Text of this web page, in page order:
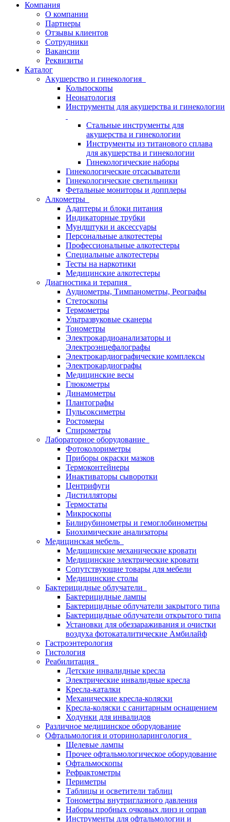
Компания
О компании
Партнеры
Отзывы клиентов
Сотрудники
Вакансии
Реквизиты
Каталог
Акушерство и гинекология
Кольпоскопы
Неонатология
Инструменты для акушерства и гинекологии
Стальные инструменты для
акушерства и гинекологии
Инструменты из титанового сплава
для акушерства и гинекологии
Гинекологические наборы
Гинекологические отсасыватели
Гинекологические светильники
Фетальные мониторы и допплеры
Алкометры
Адаптеры и блоки питания
Индикаторные трубки
Мундштуки и аксессуары
Персональные алкотестеры
Профессиональные алкотестеры
Специальные алкотестеры
Тесты на наркотики
Медицинские алкотестеры
Диагностика и терапия
Аудиометры, Тимпанометры, Реографы
Стетоскопы
Термометры
Ультразвуковые сканеры
Тонометры
Электрокардиоанализаторы и
Электроэнцефалографы
Электрокардиографические комплексы
Электрокардиографы
Медицинские весы
Глюкометры
Динамометры
Плантографы
Пульсоксиметры
Ростомеры
Спирометры
Лабораторное оборудование
Фотоколориметры
Приборы окраски мазков
Термоконтейнеры
Инактиваторы сыворотки
Центрифуги
Дистилляторы
Термостаты
Микроскопы
Билирубинометры и гемоглобинометры
Биохимические анализаторы
Медицинская мебель
Медицинские механические кровати
Медицинские электрические кровати
Сопутствующие товары для мебели
Медицинские столы
Бактерицидные облучатели
Бактерицидные лампы
Бактерицидные облучатели закрытого типа
Бактерицидные облучатели открытого типа
Установки для обеззараживания и очистки
воздуха фотокаталитические Амбилайф
Гастроэнтерология
Гистология
Реабилитация
Детские инвалидные кресла
Электрические инвалидные кресла
Кресла-каталки
Механические кресла-коляски
Кресла-коляски с санитарным оснащением
Ходунки для инвалидов
Различное медицинское оборудование
Офтальмология и оториноларингология
Щелевые лампы
Прочее офтальмологическое оборудование
Офтальмоскопы
Рефрактометры
Периметры
Таблицы и осветители таблиц
Тонометры внутриглазного давления
Наборы пробных очковых линз и оправ
Инструменты для офтальмологии и